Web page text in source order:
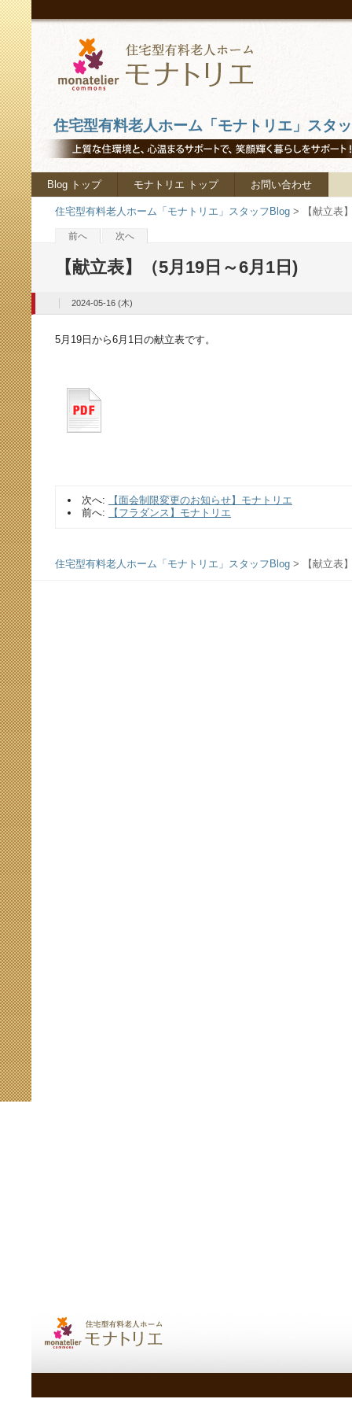
住宅型有料老人ホーム「モナトリエ」スタ
Blog トップ モナトリエ トップ お問い合わせ
住宅型有料老人ホーム「モナトリエ」スタッフBlog > 【献立表
前へ 次へ
【献立表】（5月19日～6月1日)
2024-05-16 (木)
5月19日から6月1日の献立表です。
次へ:
【面会制限変更のお知らせ】モナトリエ
前へ:
【フラダンス】モナトリエ
住宅型有料老人ホーム「モナトリエ」スタッフBlog > 【献立表